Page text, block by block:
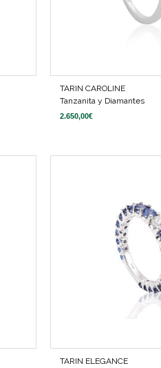
TARIN CAROLINE
Tanzanita y Diamantes
2.650,00€
TARIN ELEGANCE